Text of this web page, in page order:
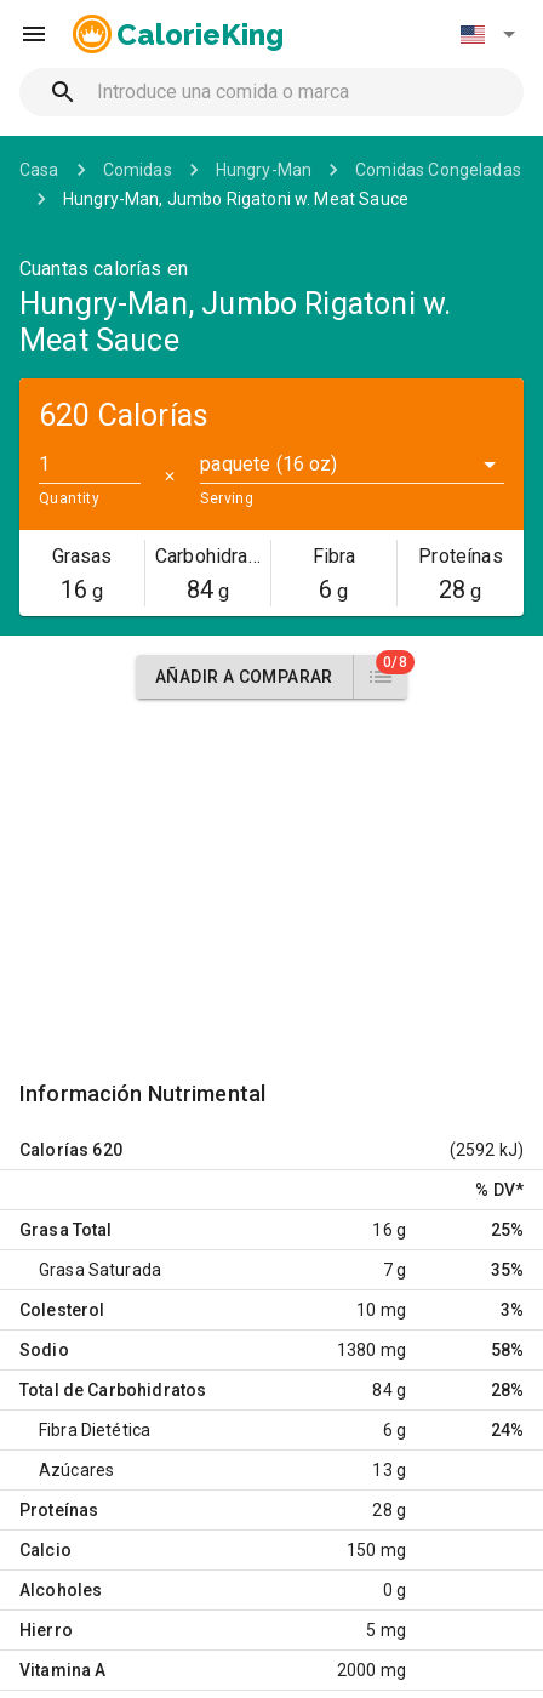
CalorieKing
Casa Comidas Hungry-Man
Comidas Congeladas
Hungry-Man, Jumbo Rigatoni w. Meat Sauce
Cuantas calorías en
Hungry-Man, Jumbo Rigatoni w.
Meat Sauce
620 Calorías
Quantity
✕
paquete (16 oz)
Serving
Grasas
16 g
Carbohidratos
84g
Fibra
6 g
Proteínas
28 g
AÑADIR A COMPARAR
0/8
Información Nutrimental
Calorías 620 (2592 kJ)
% DV*
Grasa Total 16 g 25%
Grasa Saturada 7 g 35%
Colesterol 10 mg 3%
Sodio 1380 mg 58%
Total de Carbohidratos 84 g 28%
Fibra Dietética 6 g 24%
Azúcares 13 g
Proteínas 28 g
Calcio 150 mg
Alcoholes 0 g
Hierro 5 mg
Vitamina A 2000 mg